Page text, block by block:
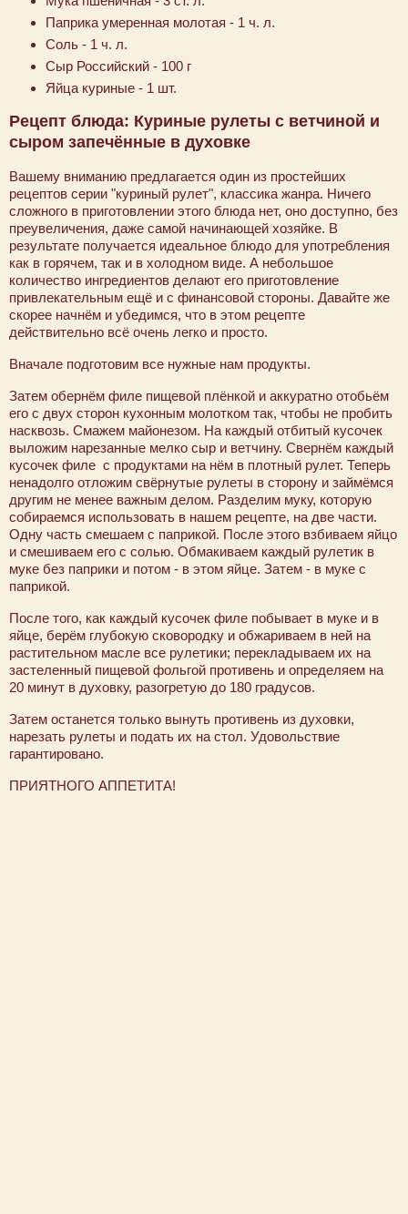
Паприка умеренная молотая - 1 ч. л.
Соль - 1 ч. л.
Сыр Российский - 100 г
Яйца куриные - 1 шт.
Рецепт блюда: Куриные рулеты с ветчиной и
сыром запечённые в духовке
Вашему вниманию предлагается один из простейших
рецептов серии "куриный рулет", классика жанра. Ничего
сложного в приготовлении этого блюда нет, оно доступно, без
преувеличения, даже самой начинающей хозяйке. В
результате получается идеальное блюдо для употребления
как в горячем, так и в холодном виде. А небольшое
количество ингредиентов делают его приготовление
привлекательным ещё и с финансовой стороны. Давайте же
скорее начнём и убедимся, что в этом рецепте
действительно всё очень легко и просто.
Вначале подготовим все нужные нам продукты.
Затем обернём филе пищевой плёнкой и аккуратно отобьём
его с двух сторон кухонным молотком так, чтобы не пробить
насквозь. Смажем майонезом. На каждый отбитый кусочек
выложим нарезанные мелко сыр и ветчину. Свернём каждый
кусочек филе с продуктами на нём в плотный рулет. Теперь
ненадолго отложим свёрнутые рулеты в сторону и займёмся
другим не менее важным делом. Разделим муку, которую
собираемся использовать в нашем рецепте, на две части.
Одну часть смешаем с паприкой. После этого взбиваем яйцо
и смешиваем его с солью. Обмакиваем каждый рулетик в
муке без паприки и потом - в этом яйце. Затем - в муке с
паприкой.
После того, как каждый кусочек филе побывает в муке и в
яйце, берём глубокую сковородку и обжариваем в ней на
растительном масле все рулетики; перекладываем их на
застеленный пищевой фольгой противень и определяем на
20 минут в духовку, разогретую до 180 градусов.
Затем останется только вынуть противень из духовки,
нарезать рулеты и подать их на стол. Удовольствие
гарантировано.
ПРИЯТНОГО АППЕТИТА!